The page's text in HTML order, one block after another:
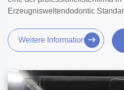
Erzeugnisweltendodontic
Weitere Informationen